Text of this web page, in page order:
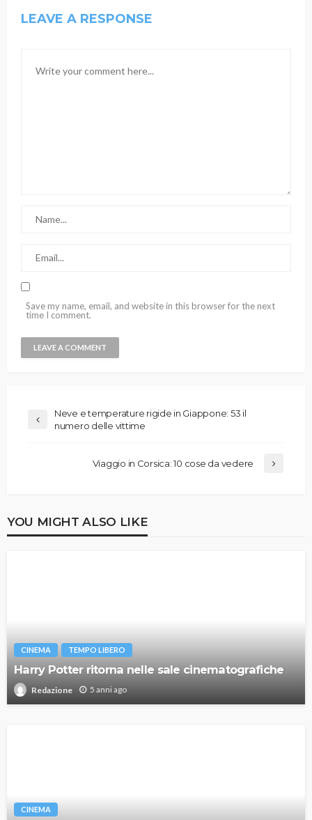
LEAVE A RESPONSE
Save my name, email, and website in this browser for the next
time I comment.
Neve e temperature rigide in Giappone: 53 il
numero delle vittime
Viaggio in Corsica: 10 cose da vedere
YOU MIGHT ALSO LIKE
CINEMA TEMPO LIBERO
Harry Potter ritorna nelle sale cinematografiche
Redazione 5 anni ago
CINEMA